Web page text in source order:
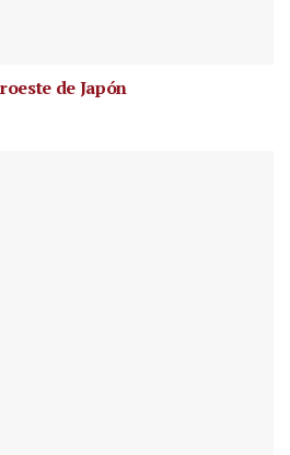
de Japón